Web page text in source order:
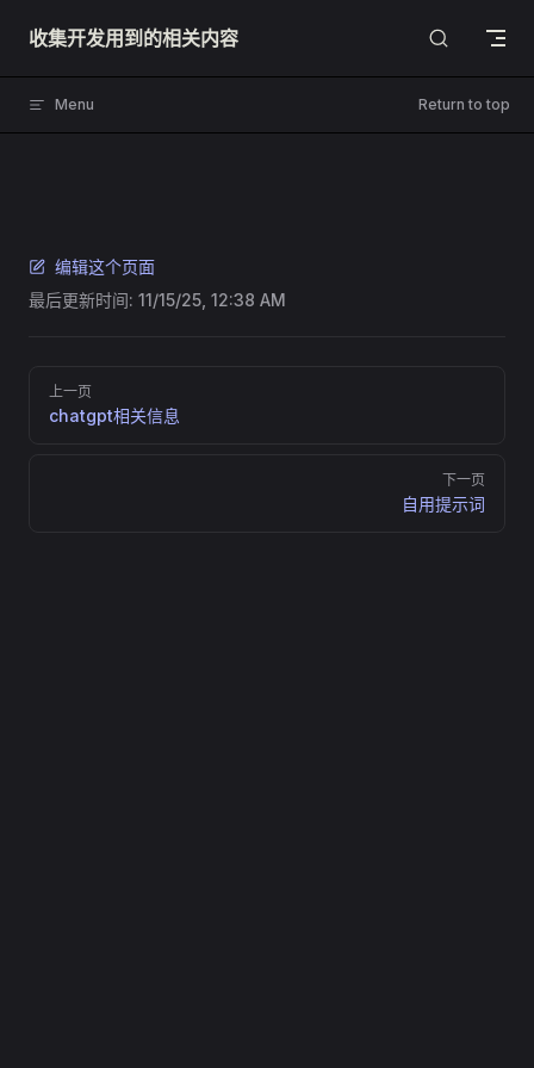
Skip to content
收集开发用到的相关内容
Menu Return to top
编辑这个页面
最后更新时间: 11/15/25, 12:38 AM
Pager
上一页
chatgpt相关信息
下一页
自用提示词